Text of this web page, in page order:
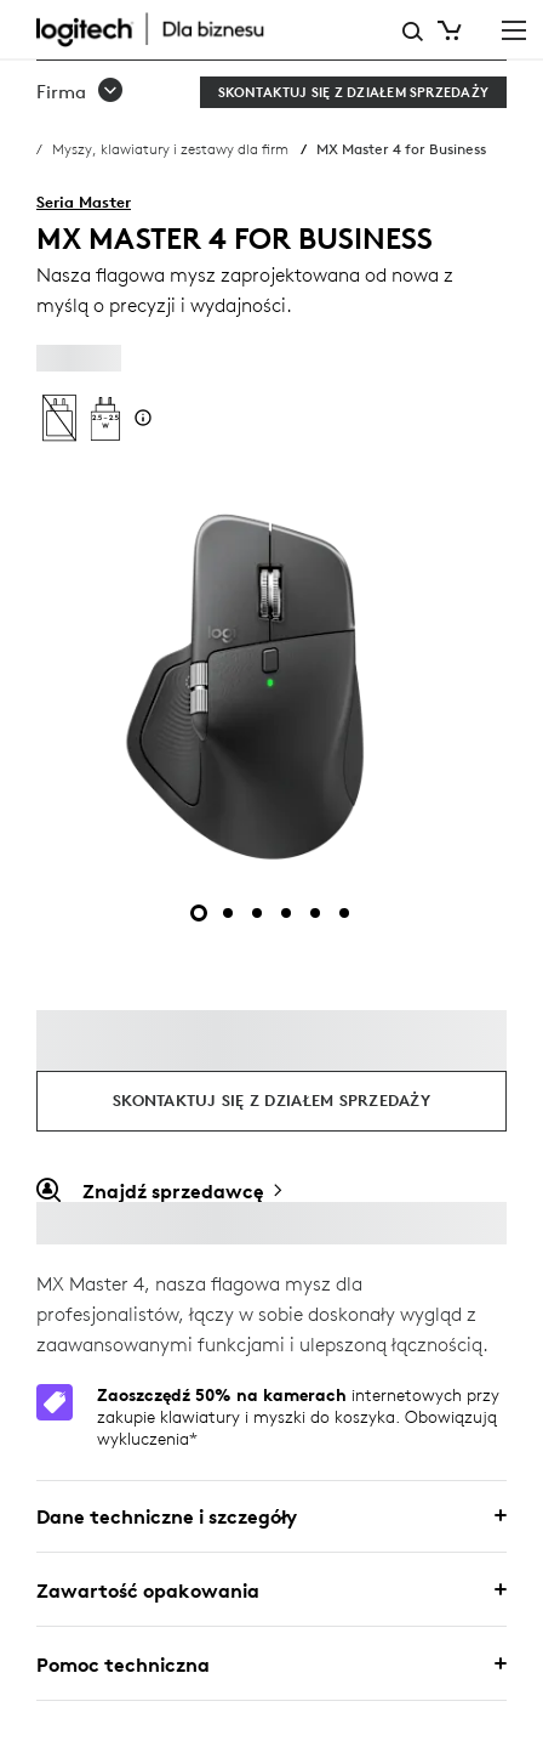
MX
MASTER
FOR
BUSINESS
Firma SKONTAKTUJ SIĘ Z DZIAŁEM SPRZEDAŻY
Myszy, klawiatury i zestawy dla firm MX Master 4 for Business
Seria Master
MX MASTER 4 FOR BUSINESS
Nasza flagowa mysz zaprojektowana od nowa z
myślą o precyzji i wydajności.
SKONTAKTUJ SIĘ Z DZIAŁEM SPRZEDAŻY
Znajdź sprzedawcę
MX Master 4, nasza flagowa mysz dla
profesjonalistów, łączy w sobie doskonały wygląd z
zaawansowanymi funkcjami i ulepszoną łącznością.
Zaoszczędź 50% na kamerach internetowych przy
zakupie klawiatury i myszki do koszyka. Obowiązują
wykluczenia*
Dane techniczne i szczegóły
Zawartość opakowania
Pomoc techniczna